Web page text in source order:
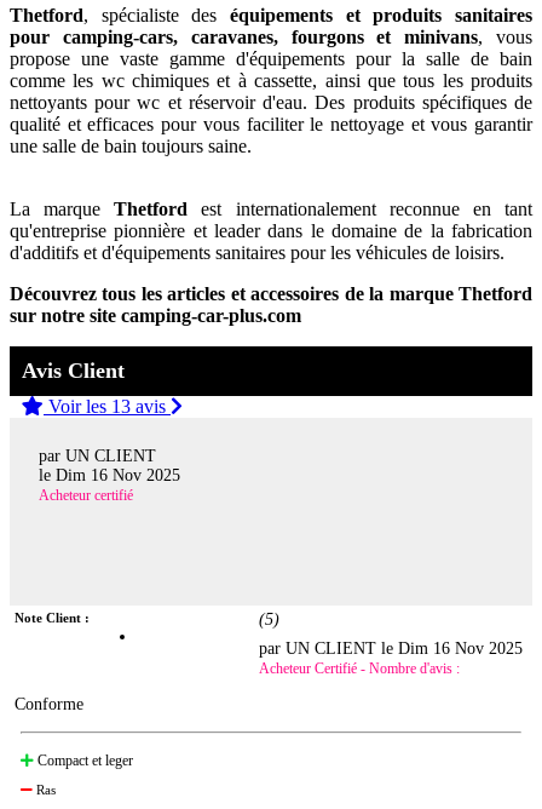
Thetford, spécialiste des équipements et produits sanitaires
pour camping-cars, caravanes, fourgons et minivans, vous
propose une vaste gamme d'équipements pour la salle de bain
comme les wc chimiques et à cassette, ainsi que tous les produits
nettoyants pour wc et réservoir d'eau. Des produits spécifiques de
qualité et efficaces pour vous faciliter le nettoyage et vous garantir
une salle de bain toujours saine.
La marque Thetfordest internationalement reconnue en tant
qu'entreprise pionnière et leader dans le domaine de la fabrication
d'additifs et d'équipements sanitaires pour les véhicules de loisirs.
Découvrez tous les articles et accessoires de la marque Thetford
sur notre site camping-car-plus.com
Avis Client
Voir les 13 avis
par UN CLIENT
le Dim 16 Nov 2025
Acheteur certifié
Note Client : (5)
par UN CLIENT leDim 16 Nov 2025
Acheteur Certifié - Nombre d'avis :
Conforme
Compact et leger
Ras